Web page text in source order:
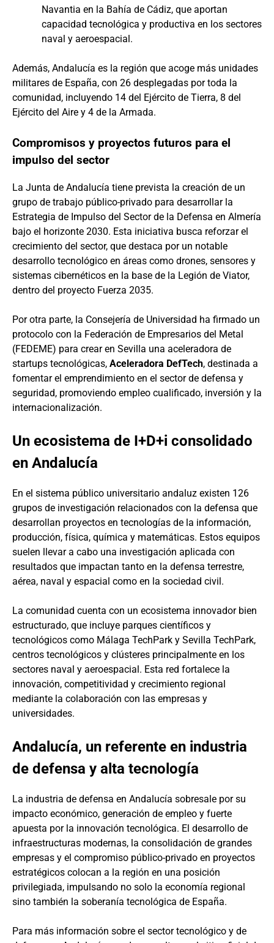
Navantia en la Bahía de Cádiz, que aportan
capacidad tecnológica y productiva en los sectores
naval y aeroespacial.
Además, Andalucía es la región que acoge más unidades
militares de España, con 26 desplegadas por toda la
comunidad, incluyendo 14 del Ejército de Tierra, 8 del
Ejército del Aire y 4 de la Armada.
Compromisos y proyectos futuros para el
impulso del sector
La Junta de Andalucía tiene prevista la creación de un
grupo de trabajo público-privado para desarrollar la
Estrategia de Impulso del Sector de la Defensa en Almería
bajo el horizonte 2030. Esta iniciativa busca reforzar el
crecimiento del sector, que destaca por un notable
desarrollo tecnológico en áreas como drones, sensores y
sistemas cibernéticos en la base de la Legión de Viator,
dentro del proyecto Fuerza 2035.
Por otra parte, la Consejería de Universidad ha firmado un
protocolo con la Federación de Empresarios del Metal
(FEDEME) para crear en Sevilla una aceleradora de
startups tecnológicas, Aceleradora DefTech, destinada a
fomentar el emprendimiento en el sector de defensa y
seguridad, promoviendo empleo cualificado, inversión y la
internacionalización.
Un ecosistema de I+D+i consolidado
en Andalucía
En el sistema público universitario andaluz existen 126
grupos de investigación relacionados con la defensa que
desarrollan proyectos en tecnologías de la información,
producción, física, química y matemáticas. Estos equipos
suelen llevar a cabo una investigación aplicada con
resultados que impactan tanto en la defensa terrestre,
aérea, naval y espacial como en la sociedad civil.
La comunidad cuenta con un ecosistema innovador bien
estructurado, que incluye parques científicos y
tecnológicos como Málaga TechPark y Sevilla TechPark,
centros tecnológicos y clústeres principalmente en los
sectores naval y aeroespacial. Esta red fortalece la
innovación, competitividad y crecimiento regional
mediante la colaboración con las empresas y
universidades.
Andalucía, un referente en industria
de defensa y alta tecnología
La industria de defensa en Andalucía sobresale por su
impacto económico, generación de empleo y fuerte
apuesta por la innovación tecnológica. El desarrollo de
infraestructuras modernas, la consolidación de grandes
empresas y el compromiso público-privado en proyectos
estratégicos colocan a la región en una posición
privilegiada, impulsando no solo la economía regional
sino también la soberanía tecnológica de España.
Para más información sobre el sector tecnológico y de